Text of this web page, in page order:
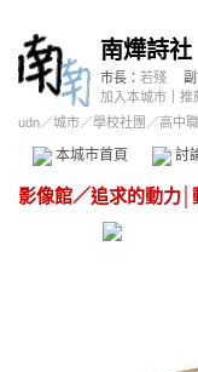
南燁詩社
市長： 若殘
加入本城市
推
udn／城市／學校社團 ／高中職
本城市首頁 討
影像館／追求的動力│